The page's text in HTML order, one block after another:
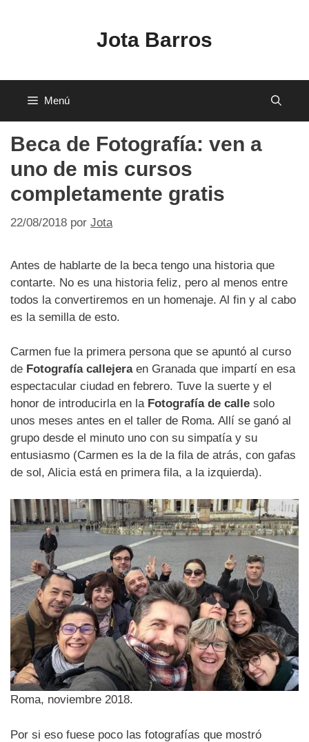
Jota Barros
Menú
Beca de Fotografía: ven a
uno de mis cursos
completamente gratis
22/08/2018 por Jota
Antes de hablarte de la beca tengo una historia que
contarte. No es una historia feliz, pero al menos entre
todos la convertiremos en un homenaje. Al fin y al cabo
es la semilla de esto.
Carmen fue la primera persona que se apuntó al curso
de Fotografía callejeraen Granada que impartí en esa
espectacular ciudad en febrero. Tuve la suerte y el
honor de introducirla en la Fotografía de calle solo
unos meses antes en el taller de Roma. Allí se ganó al
grupo desde el minuto uno con su simpatía y su
entusiasmo (Carmen es la de la fila de atrás, con gafas
de sol, Alicia está en primera fila, a la izquierda).
Roma, noviembre 2018.
Por si eso fuese poco las fotografías que mostró